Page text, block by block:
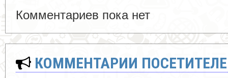
Комментариев пока нет
КОММЕНТАРИИ